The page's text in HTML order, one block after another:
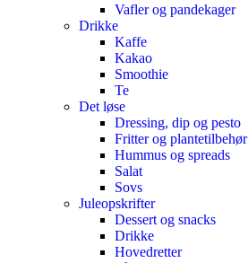
Vafler og pandekager
Drikke
Kaffe
Kakao
Smoothie
Te
Det løse
Dressing, dip og pesto
Fritter og plantetilbehør
Hummus og spreads
Salat
Sovs
Juleopskrifter
Dessert og snacks
Drikke
Hovedretter